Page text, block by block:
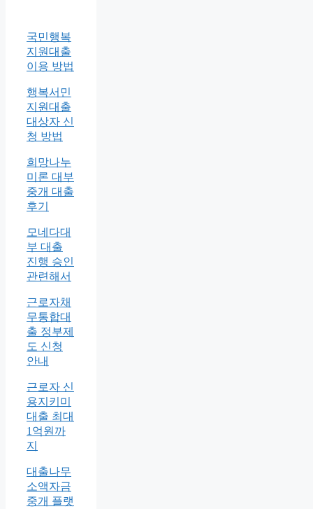
국민행복
지원대출
이용 방법
행복서민
지원대출
대상자 신
청 방법
희망나누
미론 대부
중개 대출
후기
모네다대
부 대출
진행 승인
관련해서
근로자채
무통합대
출 정부제
도 신청
안내
근로자 신
용지키미
대출 최대
1억원까
지
대출나무
소액자금
중개 플랫